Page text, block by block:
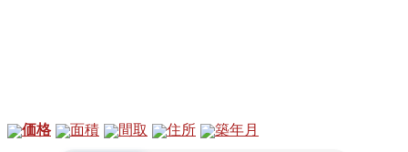
価格 面積 間取 住所 築年月